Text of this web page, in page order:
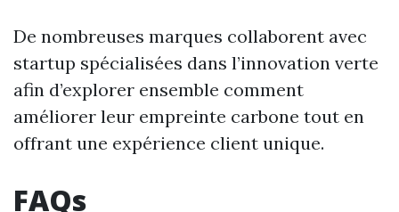
De nombreuses marques collaborent avec
startup spécialisées dans l’innovation verte
afin d’explorer ensemble comment
améliorer leur empreinte carbone tout en
offrant une expérience client unique.
FAQs